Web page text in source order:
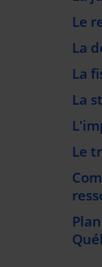
Le
La
La
La
Le